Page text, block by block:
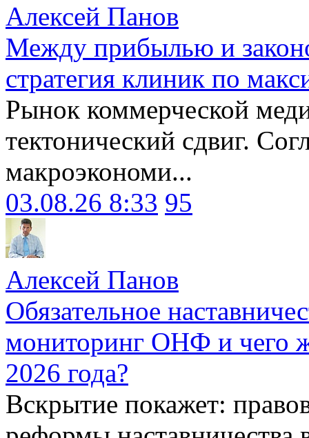
Алексей Панов
Между прибылью и
стратегия клиник по
Рынок коммерческой
тектонический сдвиг.
макроэкономи...
03.08.26 8:33 95
Алексей Панов
Обязательное
мониторинг ОНФ и чего
2026 года?
Вскрытие покажет: